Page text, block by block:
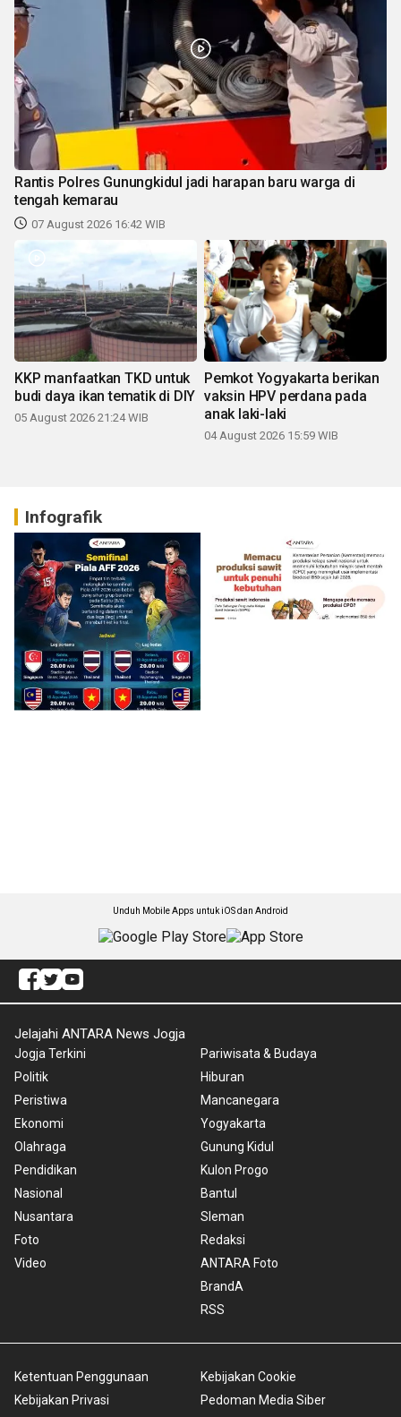
Rantis Polres Gunungkidul jadi harapan baru warga di
tengah kemarau
07 August 2026 16:42 WIB
KKP manfaatkan TKD untuk
budi daya ikan tematik di DIY
05 August 2026 21:24 WIB
Pemkot Yogyakarta berikan
vaksin HPV perdana pada
anak laki-laki
04 August 2026 15:59 WIB
Infografik
Unduh Mobile Apps untuk iOS dan Android
Jelajahi ANTARA News Jogja
Jogja Terkini
Politik
Peristiwa
Ekonomi
Olahraga
Pendidikan
Nasional
Nusantara
Foto
Video
Pariwisata & Budaya
Hiburan
Mancanegara
Yogyakarta
Gunung Kidul
Kulon Progo
Bantul
Sleman
Redaksi
ANTARA Foto
BrandA
RSS
Ketentuan Penggunaan
Kebijakan Privasi
Kebijakan Cookie
Pedoman Media Siber